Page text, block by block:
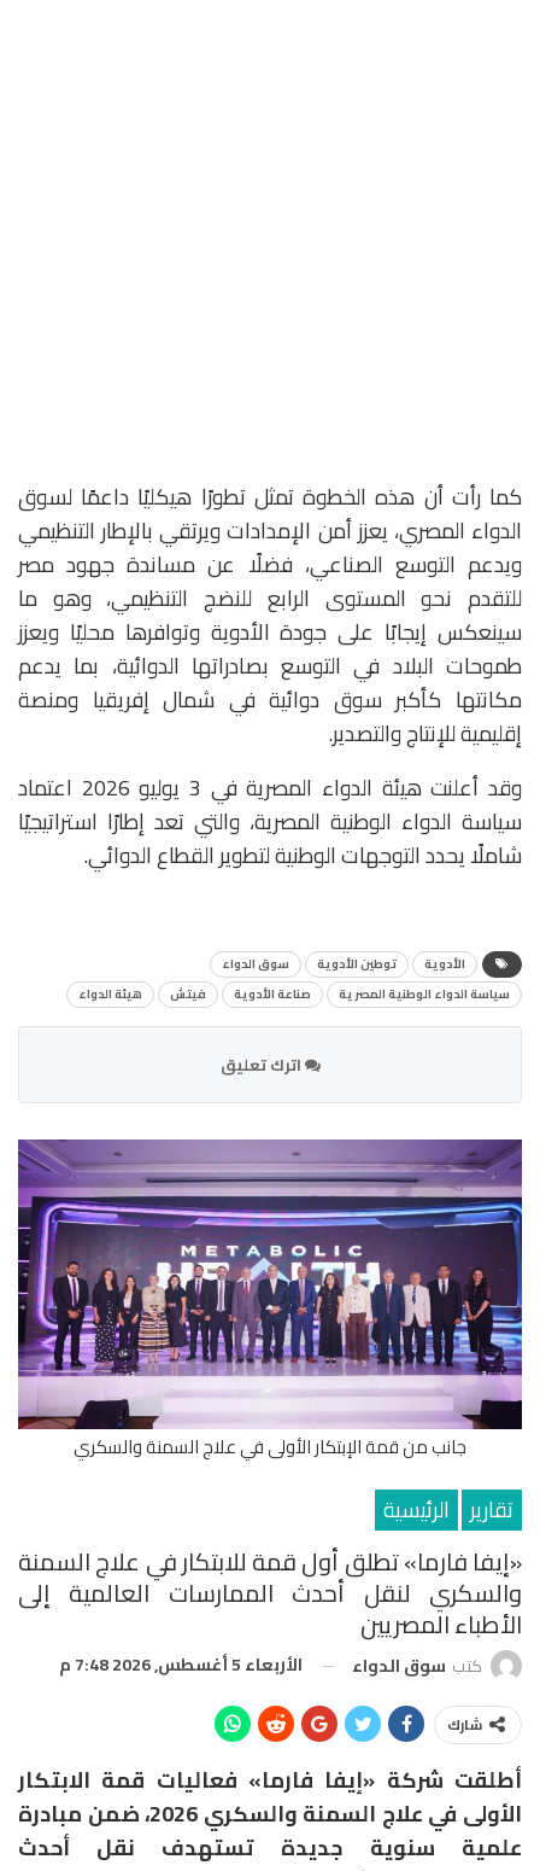
كما رأت أن هذه الخطوة تمثل تطورًا هيكليًا داعمًا لسوق
الدواء المصري، يعزز أمن الإمدادات ويرتقي بالإطار التنظيمي
ويدعم التوسع الصناعي، فضلًا عن مساندة جهود مصر
للتقدم نحو المستوى الرابع للنضج التنظيمي، وهو ما
سينعكس إيجابًا على جودة الأدوية وتوافرها محليًا ويعزز
طموحات البلاد في التوسع بصادراتها الدوائية، بما يدعم
مكانتها كأكبر سوق دوائية في شمال إفريقيا ومنصة
إقليمية للإنتاج والتصدير.
وقد أعلنت هيئة الدواء المصرية في 3 يوليو 2026 اعتماد
سياسة الدواء الوطنية المصرية، والتي تعد إطارًا استراتيجيًا
شاملًا يحدد التوجهات الوطنية لتطوير القطاع الدوائي.
الأدوية توطين الأدوية
سوق الدواء
سياسة الدواء الوطنية المصرية
صناعة الأدوية فيتش هيئة الدواء
اترك تعليق
جانب من قمة الإبتكار الأولى في علاج السمنة والسكري
تقارير الرئيسية
«إيفا فارما» تطلق أول قمة للابتكار في علاج السمنة
والسكري لنقل أحدث الممارسات العالمية إلى
الأطباء المصريين
كتب سوق الدواء الأربعاء 5 أغسطس, 2026 7:48 م
شارك
أطلقت شركة «إيفا فارما» فعاليات قمة الابتكار
الأولى في علاج السمنة والسكري 2026، ضمن مبادرة
علمية سنوية جديدة تستهدف نقل أحدث